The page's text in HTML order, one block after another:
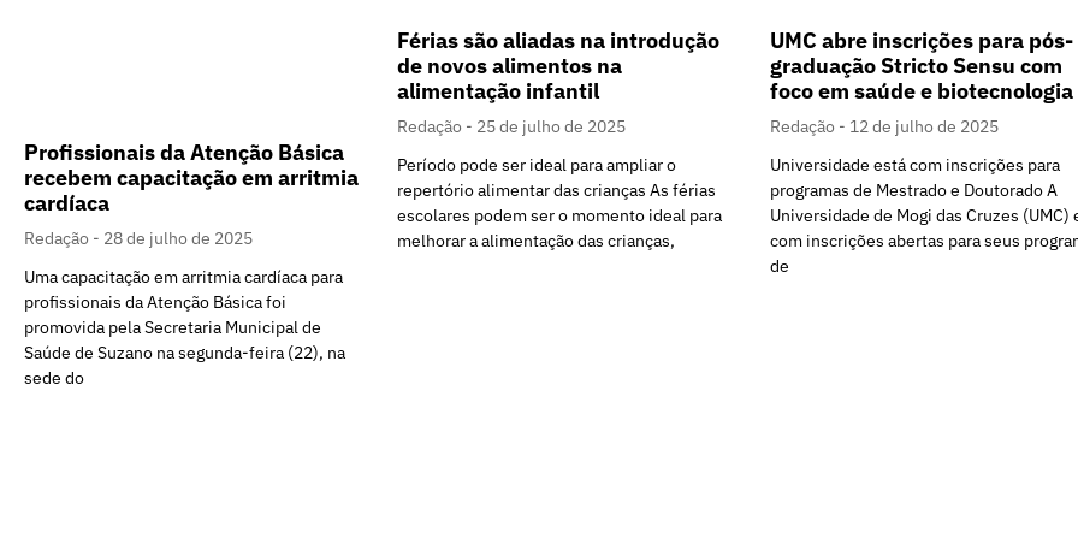
Profissionais da Atenção Básica
recebem capacitação em arritmia
cardíaca
Redação
28 de julho de 2025
Uma capacitação em arritmia cardíaca para
profissionais da Atenção Básica foi
promovida pela Secretaria Municipal de
Saúde de Suzano na segunda-feira (22), na
sede do
Férias são aliadas na introdução
de novos alimentos na
alimentação infantil
Redação
25 de julho de 2025
Período pode ser ideal para ampliar o
repertório alimentar das crianças As férias
escolares podem ser o momento ideal para
melhorar a alimentação das crianças,
UMC abre inscrições para pós-
graduação Stricto Sensu com
foco em saúde e biotecnologia
Redação
12 de julho de 2025
Universidade está com inscrições para
programas de Mestrado e Doutorado A
Universidade de Mogi das Cruzes (UMC)
com inscrições abertas para seus
de